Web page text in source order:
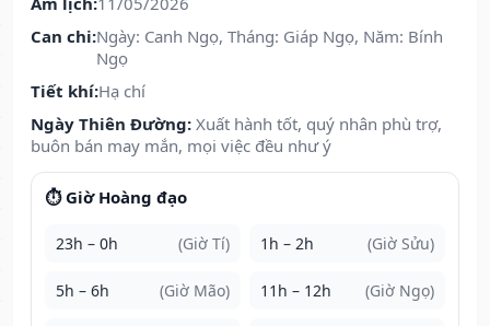
Can chi:Ngày: Canh Ngọ, Tháng: Giáp Ngọ, Năm: Bính
Ngọ
Tiết khí:Hạ chí
Ngày Thiên Đường: Xuất hành tốt, quý nhân phù trợ,
buôn bán may mắn, mọi việc đều như ý
⏱️ Giờ Hoàng đạo
23h – 0h (Giờ Tí) 1h – 2h (Giờ Sửu)
5h – 6h (Giờ Mão) 11h – 12h (Giờ Ngọ)